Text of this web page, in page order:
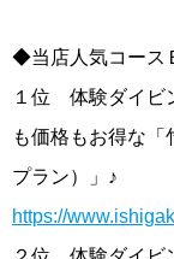
◆当店人気コース
１位 体験ダイビ
も価格もお得な
プラン）」♪
https://